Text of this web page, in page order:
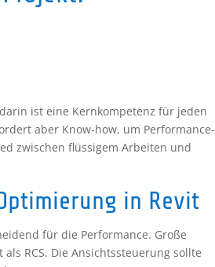
ist eine Kernkompetenz für jeden
aber Know-how, um Performance-
zwischen flüssigem Arbeiten und
in Revit
für die Performance. Große
RCS. Die Ansichtssteuerung sollte